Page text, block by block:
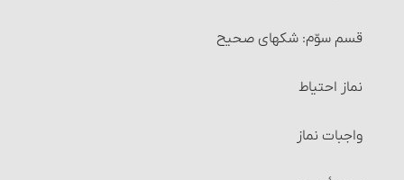
خیار تدلیس
10- کارهای وضو را پشت سر هم انجام دهد.
11- کارهای وضو را خود انسان انجام دهد.
12- استعمال آب برای انسان ضرری نداشته باشد.
قسم سوّم: شکهای صحیح
نماز احتیاط
واجبات نماز